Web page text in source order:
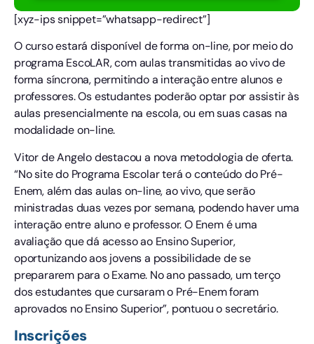
[xyz-ips snippet=”whatsapp-redirect”]
O curso estará disponível de forma on-line, por meio do
programa EscoLAR, com aulas transmitidas ao vivo de
forma síncrona, permitindo a interação entre alunos e
professores. Os estudantes poderão optar por assistir às
aulas presencialmente na escola, ou em suas casas na
modalidade on-line.
Vitor de Angelo destacou a nova metodologia de oferta.
“No site do Programa Escolar terá o conteúdo do Pré-
Enem, além das aulas on-line, ao vivo, que serão
ministradas duas vezes por semana, podendo haver uma
interação entre aluno e professor. O Enem é uma
avaliação que dá acesso ao Ensino Superior,
oportunizando aos jovens a possibilidade de se
prepararem para o Exame. No ano passado, um terço
dos estudantes que cursaram o Pré-Enem foram
aprovados no Ensino Superior”, pontuou o secretário.
Inscrições